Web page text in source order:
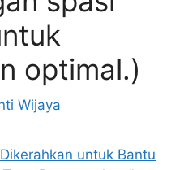
optimal.)
Wijaya